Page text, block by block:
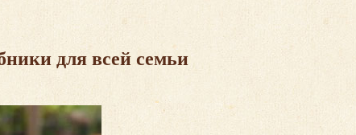
для всей семьи